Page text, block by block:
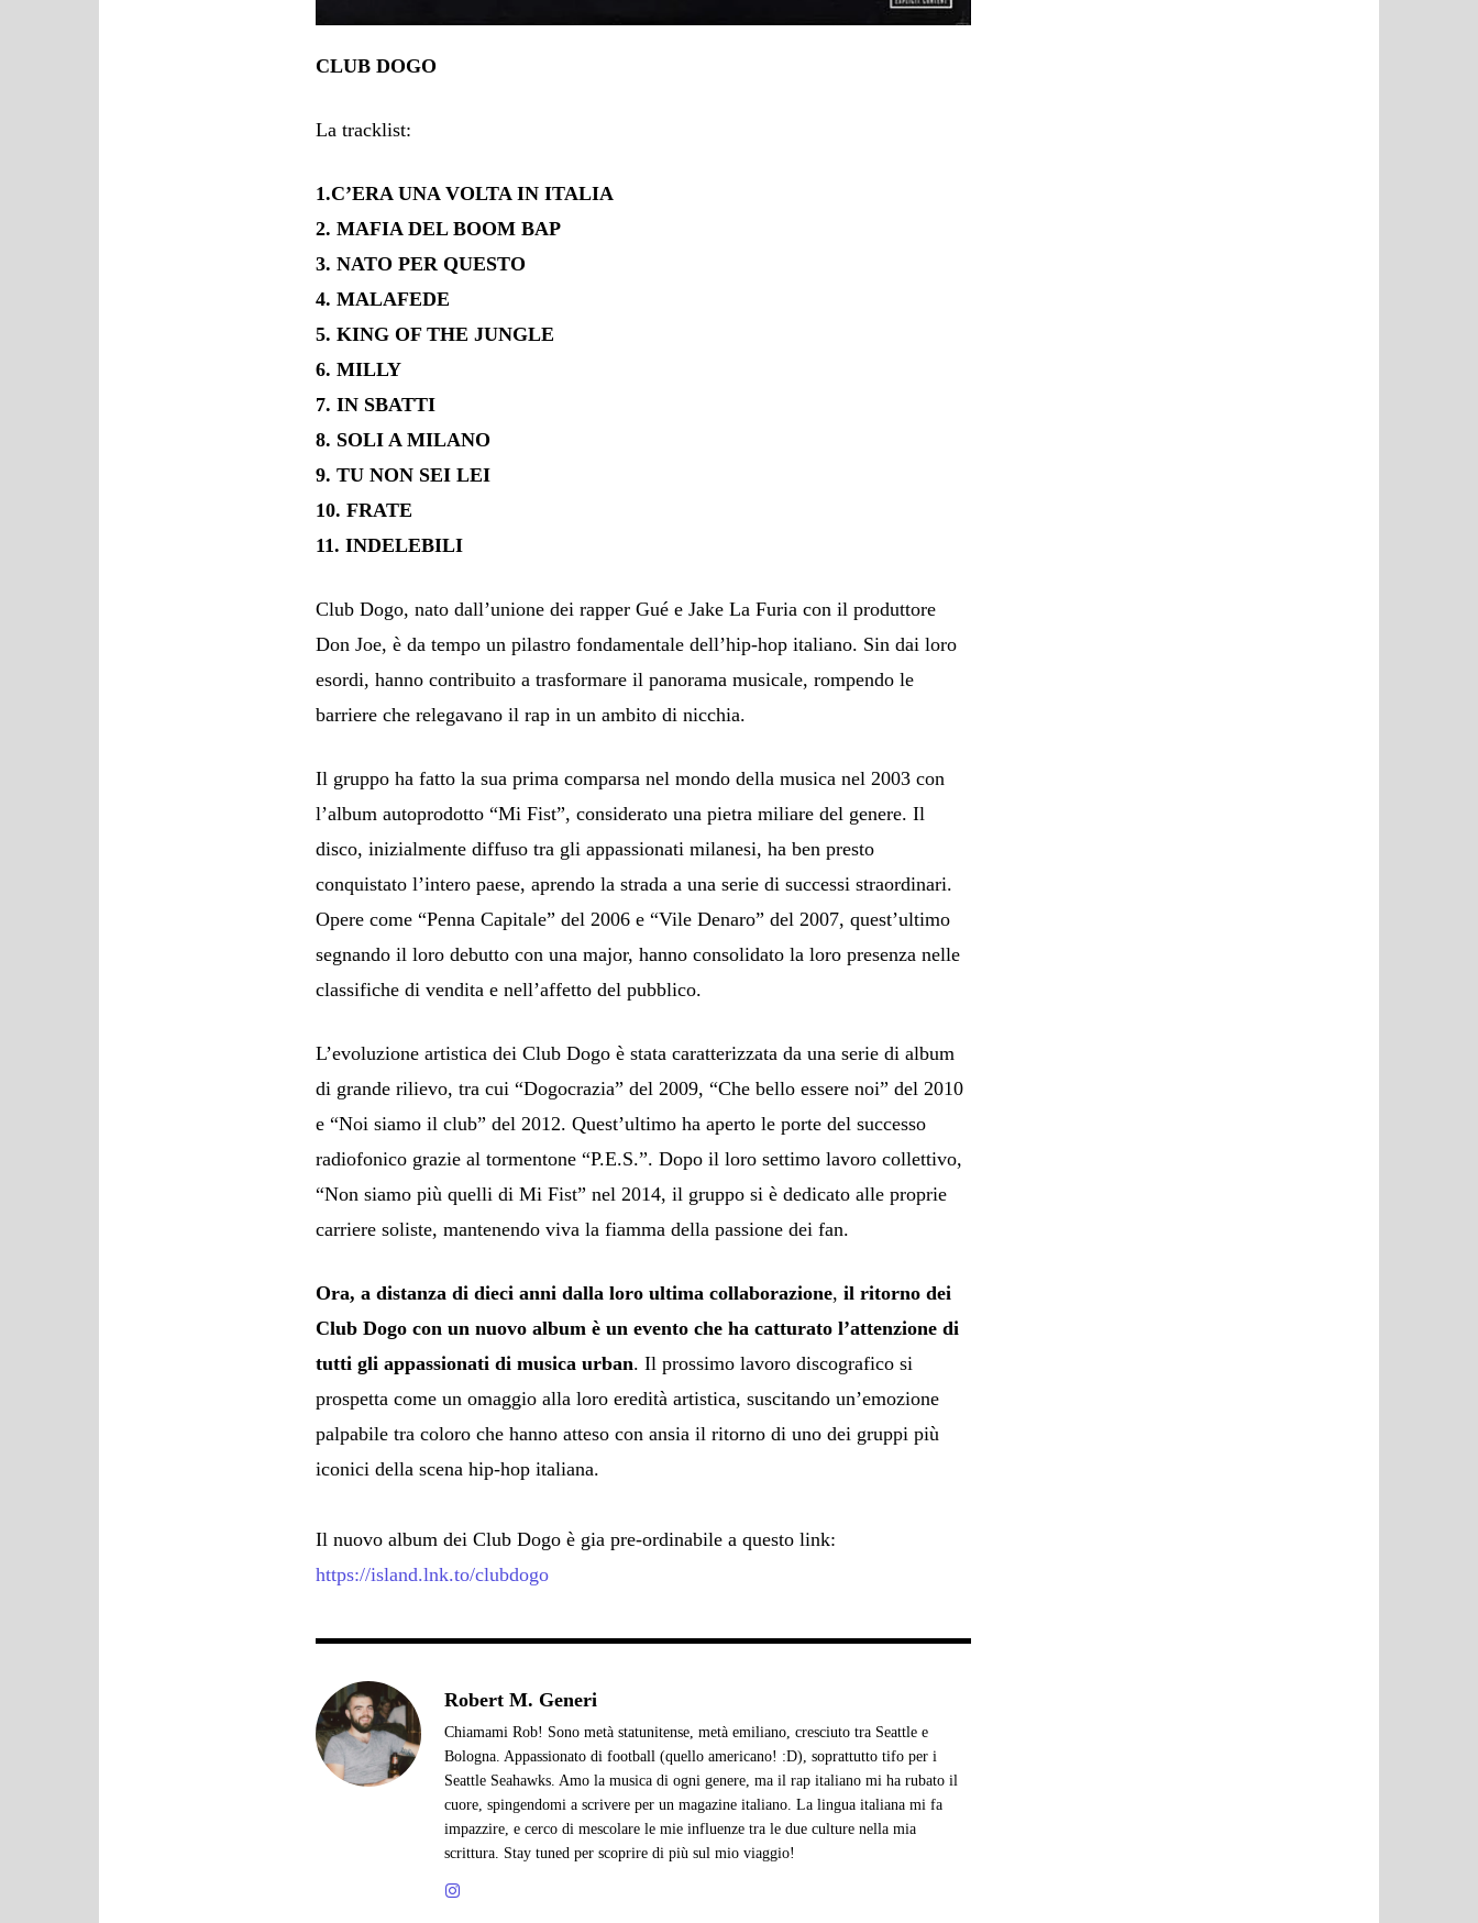
CLUB DOGO
La tracklist:
1.C’ERA UNA VOLTA IN ITALIA
2. MAFIA DEL BOOM BAP
3. NATO PER QUESTO
4. MALAFEDE
5. KING OF THE JUNGLE
6. MILLY
7. IN SBATTI
8. SOLI A MILANO
9. TU NON SEI LEI
10. FRATE
11. INDELEBILI
Club Dogo, nato dall’unione dei rapper Gué e Jake La Furia con il produttore
Don Joe, è da tempo un pilastro fondamentale dell’hip-hop italiano. Sin dai loro
esordi, hanno contribuito a trasformare il panorama musicale, rompendo le
barriere che relegavano il rap in un ambito di nicchia.
Il gruppo ha fatto la sua prima comparsa nel mondo della musica nel 2003 con
l’album autoprodotto “Mi Fist”, considerato una pietra miliare del genere. Il
disco, inizialmente diffuso tra gli appassionati milanesi, ha ben presto
conquistato l’intero paese, aprendo la strada a una serie di successi straordinari.
Opere come “Penna Capitale” del 2006 e “Vile Denaro” del 2007, quest’ultimo
segnando il loro debutto con una major, hanno consolidato la loro presenza nelle
classifiche di vendita e nell’affetto del pubblico.
L’evoluzione artistica dei Club Dogo è stata caratterizzata da una serie di album
di grande rilievo, tra cui “Dogocrazia” del 2009, “Che bello essere noi” del 2010
e “Noi siamo il club” del 2012. Quest’ultimo ha aperto le porte del successo
radiofonico grazie al tormentone “P.E.S.”. Dopo il loro settimo lavoro collettivo,
“Non siamo più quelli di Mi Fist” nel 2014, il gruppo si è dedicato alle proprie
carriere soliste, mantenendo viva la fiamma della passione dei fan.
Ora, a distanza di dieci anni dalla loro ultima collaborazione,il ritorno dei
Club Dogo con un nuovo album è un evento che ha catturato l’attenzione di
tutti gli appassionati di musica urban. Il prossimo lavoro discografico si
prospetta come un omaggio alla loro eredità artistica, suscitando un’emozione
palpabile tra coloro che hanno atteso con ansia il ritorno di uno dei gruppi più
iconici della scena hip-hop italiana.
Il nuovo album dei Club Dogo è gia pre-ordinabile a questo link:
https://island.lnk.to/clubdogo
Robert M. Generi
Chiamami Rob! Sono metà statunitense, metà emiliano, cresciuto tra Seattle e
Bologna. Appassionato di football (quello americano! :D), soprattutto tifo per i
Seattle Seahawks. Amo la musica di ogni genere, ma il rap italiano mi ha rubato il
cuore, spingendomi a scrivere per un magazine italiano. La lingua italiana mi fa
impazzire, e cerco di mescolare le mie influenze tra le due culture nella mia
scrittura. Stay tuned per scoprire di più sul mio viaggio!